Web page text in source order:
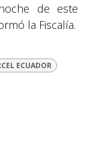
de este
la Fiscalía.
ECUADOR